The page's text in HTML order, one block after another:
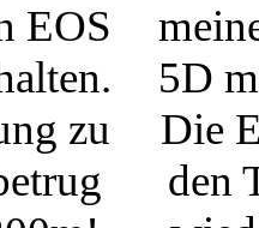
EOS
zu
5D
Die
den